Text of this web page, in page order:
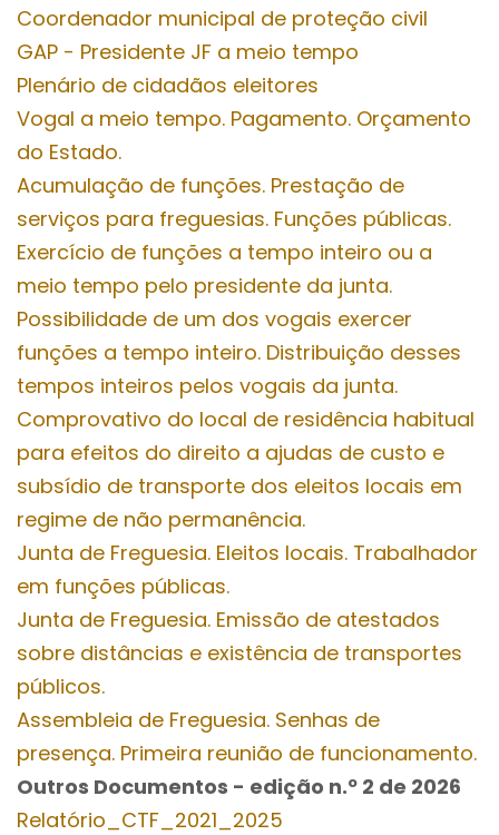
Coordenador municipal de proteção civil
GAP - Presidente JF a meio tempo
Plenário de cidadãos eleitores
Vogal a meio tempo. Pagamento. Orçamento
do Estado.
Acumulação de funções. Prestação de
serviços para freguesias. Funções públicas.
Exercício de funções a tempo inteiro ou a
meio tempo pelo presidente da junta.
Possibilidade de um dos vogais exercer
funções a tempo inteiro. Distribuição desses
tempos inteiros pelos vogais da junta.
Comprovativo do local de residência habitual
para efeitos do direito a ajudas de custo e
subsídio de transporte dos eleitos locais em
regime de não permanência.
Junta de Freguesia. Eleitos locais. Trabalhador
em funções públicas.
Junta de Freguesia. Emissão de atestados
sobre distâncias e existência de transportes
públicos.
Assembleia de Freguesia. Senhas de
presença. Primeira reunião de funcionamento.
Outros Documentos - edição n.º 2 de 2026
Relatório_CTF_2021_2025